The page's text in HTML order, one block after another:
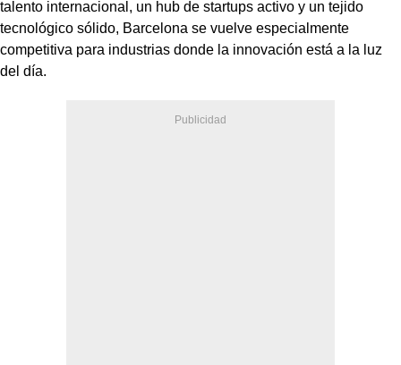
talento internacional, un hub de startups activo y un tejido
tecnológico sólido, Barcelona se vuelve especialmente
competitiva para industrias donde la innovación está a la luz
del día.